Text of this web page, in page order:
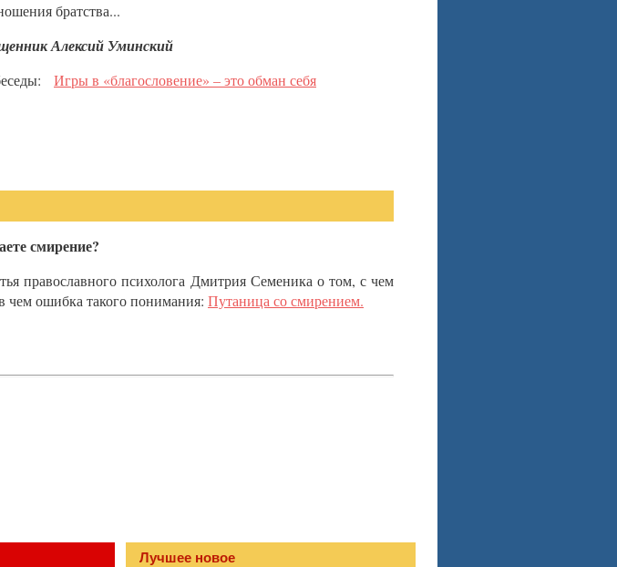
братства...
Алексий Уминский
Игры в «благословение» – это обман себя
смирение?
православного психолога Дмитрия Семеника о том, с чем
чем ошибка такого понимания: Путаница со смирением.
Лучшее новое